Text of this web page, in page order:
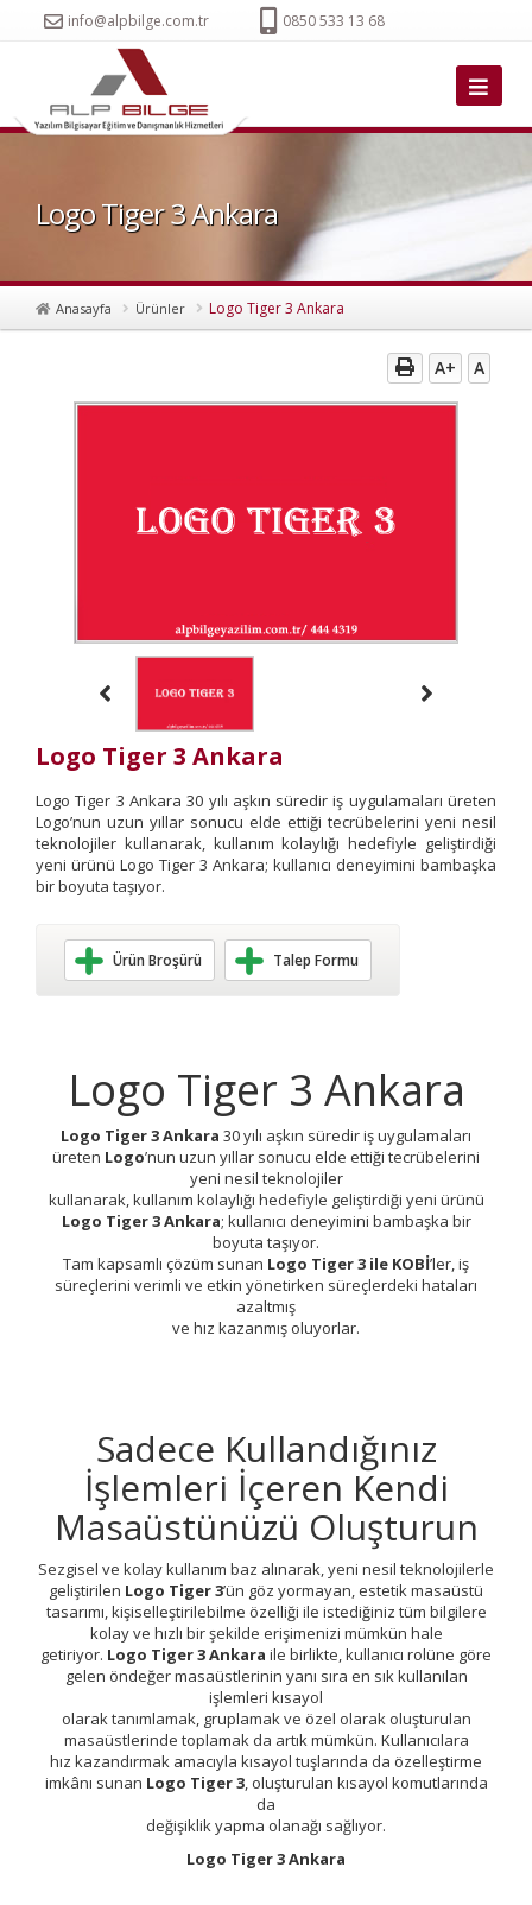
info@alpbilge.com.tr 0850 533 13 68
Logo Tiger 3 Ankara
Anasayfa Ürünler Logo Tiger 3 Ankara
A+ A
Logo Tiger 3 Ankara
Logo Tiger 3 Ankara 30 yılı aşkın süredir iş uygulamaları üreten
Logo’nun uzun yıllar sonucu elde ettiği tecrübelerini yeni nesil
teknolojiler kullanarak, kullanım kolaylığı hedefiyle geliştirdiği
yeni ürünü Logo Tiger 3 Ankara; kullanıcı deneyimini bambaşka
bir boyuta taşıyor.
Ürün Broşürü Talep Formu
Logo Tiger 3 Ankara
Logo Tiger 3 Ankara 30 yılı aşkın süredir iş uygulamaları
üreten Logo’nun uzun yıllar sonucu elde ettiği tecrübelerini
yeni nesil teknolojiler
kullanarak, kullanım kolaylığı hedefiyle geliştirdiği yeni ürünü
Logo Tiger 3 Ankara; kullanıcı deneyimini bambaşka bir
boyuta taşıyor.
Tam kapsamlı çözüm sunan Logo Tiger 3 ile KOBİ’ler, iş
süreçlerini verimli ve etkin yönetirken süreçlerdeki hataları
azaltmış
ve hız kazanmış oluyorlar.
Sadece Kullandığınız
İşlemleri İçeren Kendi
Masaüstünüzü Oluşturun
Sezgisel ve kolay kullanım baz alınarak, yeni nesil teknolojilerle
geliştirilen Logo Tiger 3’ün göz yormayan, estetik masaüstü
tasarımı, kişiselleştirilebilme özelliği ile istediğiniz tüm bilgilere
kolay ve hızlı bir şekilde erişimenizi mümkün hale
getiriyor. Logo Tiger 3 Ankara ile birlikte, kullanıcı rolüne göre
gelen öndeğer masaüstlerinin yanı sıra en sık kullanılan
işlemleri kısayol
olarak tanımlamak, gruplamak ve özel olarak oluşturulan
masaüstlerinde toplamak da artık mümkün. Kullanıcılara
hız kazandırmak amacıyla kısayol tuşlarında da özelleştirme
imkânı sunan Logo Tiger 3, oluşturulan kısayol komutlarında
da
değişiklik yapma olanağı sağlıyor.
Logo Tiger 3 Ankara